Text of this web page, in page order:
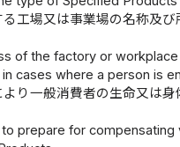
工場又は事業場の名称及
of the factory or
cases where a person is
り一般消費者の生命又は
prepare for